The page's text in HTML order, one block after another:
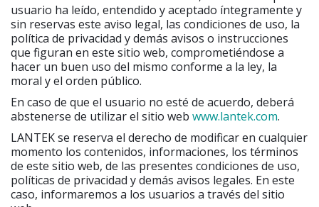
usuario ha leído, entendido y aceptado íntegramente y
sin reservas este aviso legal, las condiciones de uso, la
política de privacidad y demás avisos o instrucciones
que figuran en este sitio web, comprometiéndose a
hacer un buen uso del mismo conforme a la ley, la
moral y el orden público.
En caso de que el usuario no esté de acuerdo, deberá
abstenerse de utilizar el sitio web www.lantek.com.
LANTEK se reserva el derecho de modificar en cualquier
momento los contenidos, informaciones, los términos
de este sitio web, de las presentes condiciones de uso,
políticas de privacidad y demás avisos legales. En este
caso, informaremos a los usuarios a través del sitio